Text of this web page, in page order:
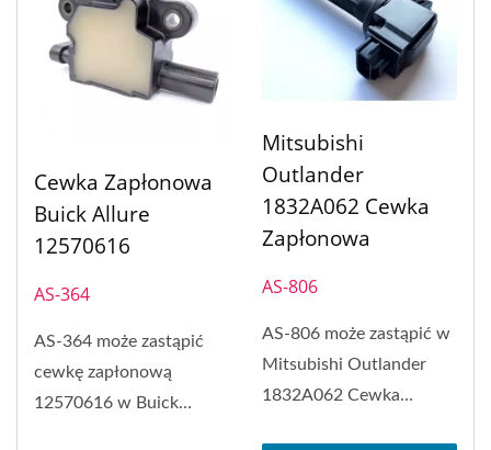
Cewka Zapłonowa
Buick Allure
12570616
AS-364
AS-364 może zastąpić
cewkę zapłonową
12570616 w Buick
Mitsubishi
Outlander
1832A062 Cewka
Zapłonowa
AS-806
AS-806 może zastąpić w
Mitsubishi Outlander
1832A062 Cewka